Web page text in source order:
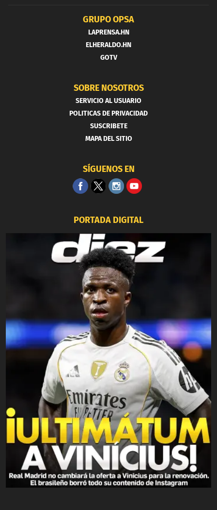
GRUPO OPSA
LAPRENSA.HN
ELHERALDO.HN
GOTV
SOBRE NOSOTROS
SERVICIO AL USUARIO
POLITICAS DE PRIVACIDAD
SUSCRIBETE
MAPA DEL SITIO
SÍGUENOS EN
PORTADA DIGITAL